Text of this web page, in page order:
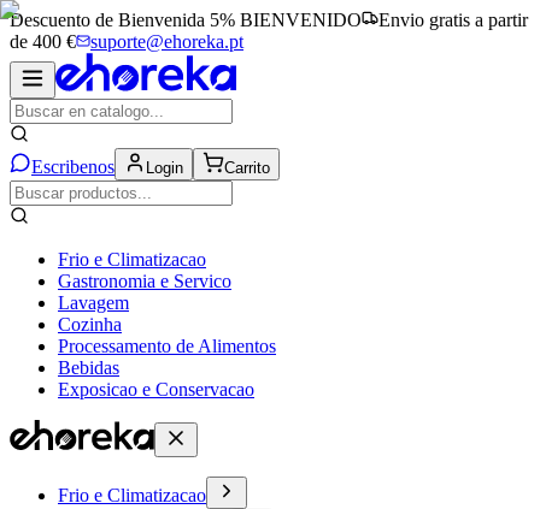
Descuento de Bienvenida 5% BIENVENIDO
Envio gratis a partir
de 400 €
suporte@ehoreka.pt
Escribenos Login Carrito
Frio e Climatizacao
Gastronomia e Servico
Lavagem
Cozinha
Processamento de Alimentos
Bebidas
Exposicao e Conservacao
Frio e Climatizacao